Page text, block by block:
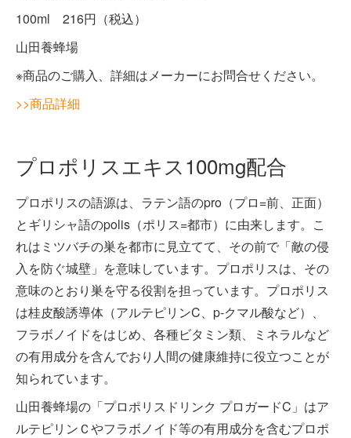
100ml 216円（税込）
山田養蜂場
※商品のご購入、詳細はメーカーにお問合せください。
>>商品詳細
プロポリスエキス100mg配合
プロポリスの語源は、ラテン語のpro（プロ=前、正面）
とギリシャ語のpolis（ポリス=都市）に由来します。こ
れはミツバチの巣を都市に見立てて、その前で「敵の侵
入を防ぐ城壁」を意味しています。プロポリスは、その
意味のとおり巣を守る役割を担っています。プロポリス
は桂皮酸誘導体（アルテピリンC、p-クマル酸など）、
フラボノイドをはじめ、各種ビタミン類、ミネラルなど
の有用成分を含んでおり人間の健康維持に役立つことが
知られています。
山田養蜂場の「プロポリスドリンク プロガードC」はア
ルテピリンＣやフラボノイド等の有用成分を含むプロポ